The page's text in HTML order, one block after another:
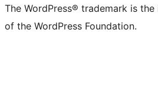
The WordPress® trademark is
of the WordPress Foundation.